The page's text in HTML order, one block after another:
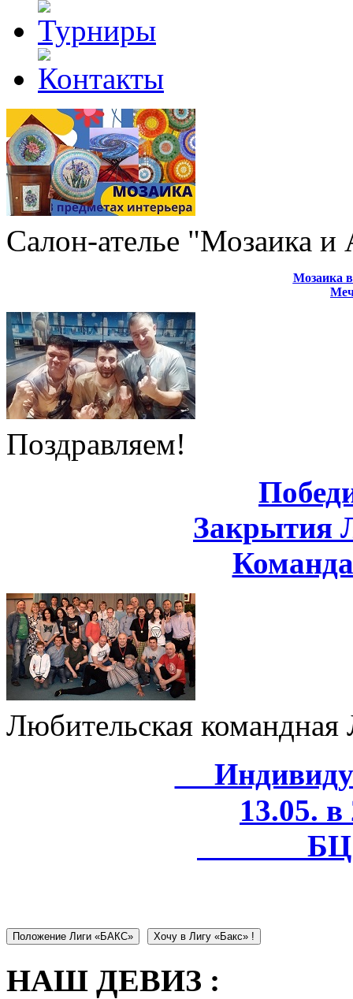
Салон-ателье "Мозаика
Мозаика в
Поздравляем!
Закрытия
Любительская
13.05.
БЦ
Положение Лиги «БАКС» Хочу в Лигу «Бакс» !
НАШ ДЕВИЗ :